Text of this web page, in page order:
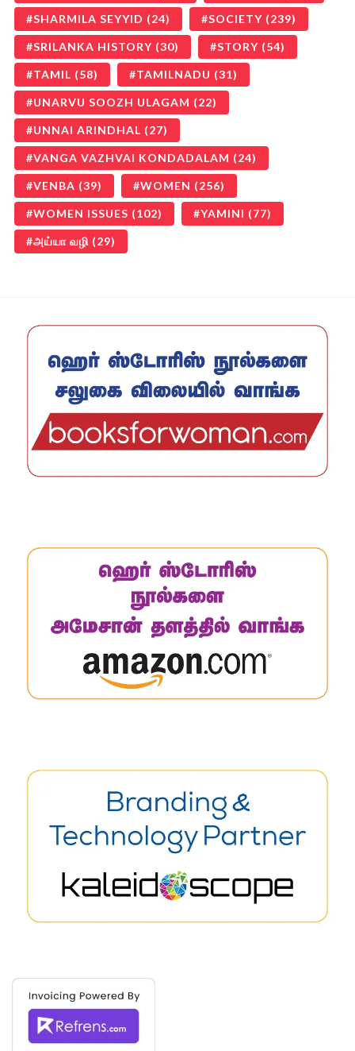
SHARMILA SEYYID (24) SOCIETY (239)
SRILANKA HISTORY (30) STORY (54)
TAMIL (58) TAMILNADU (31)
UNARVU SOOZH ULAGAM (22)
UNNAI ARINDHAL (27)
VANGA VAZHVAI KONDADALAM (24)
VENBA (39) WOMEN (256)
WOMEN ISSUES (102) YAMINI (77)
அய்யா வழி (29)